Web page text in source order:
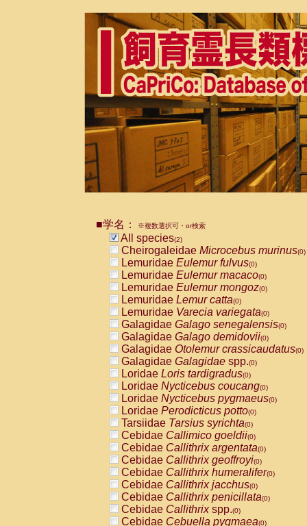
■学名： ※複数選択可・or検索
All species(2)
Cheirogaleidae Microcebus murinus(0)
Lemuridae Eulemur fulvus(0)
Lemuridae Eulemur macaco(0)
Lemuridae Eulemur mongoz(0)
Lemuridae Lemur catta(0)
Lemuridae Varecia variegata(0)
Galagidae Galago senegalensis(0)
Galagidae Galago demidovii(0)
Galagidae Otolemur crassicaudatus(0)
Galagidae Galagidae spp.(0)
Loridae Loris tardigradus(0)
Loridae Nycticebus coucang(0)
Loridae Nycticebus pygmaeus(0)
Loridae Perodicticus potto(0)
Tarsiidae Tarsius syrichta(0)
Cebidae Callimico goeldii(0)
Cebidae Callithrix argentata(0)
Cebidae Callithrix geoffroyi(0)
Cebidae Callithrix humeralifer(0)
Cebidae Callithrix jacchus(0)
Cebidae Callithrix penicillata(0)
Cebidae Callithrixspp.(0)
Cebidae Cebuella pygmaea(0)